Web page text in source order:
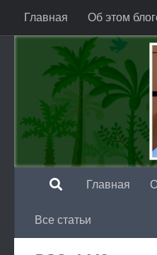
Перейти к содержимому
Главная Об этом
Главная
Все статьи